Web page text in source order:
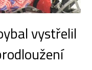
vystřelil